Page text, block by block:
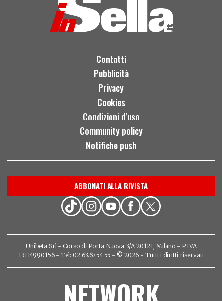
Contatti
Pubblicità
Privacy
Cookies
Condizioni d'uso
Community policy
Notifiche push
ABBONATI ALLA RIVISTA
Unibeta Srl - Corso di Porta Nuova 3/A 20121, Milano - P.IVA
13114990156 - Tel: 02.63.67.54.55 - © 2026 - Tutti i diritti riservati
NETWORK